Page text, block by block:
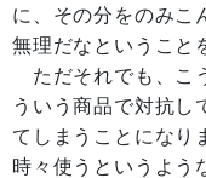
に、その分をのみこ
無理だなということ
ただそれでも、こ
ういう商品で対抗し
てしまうことになり
時々使うというよう